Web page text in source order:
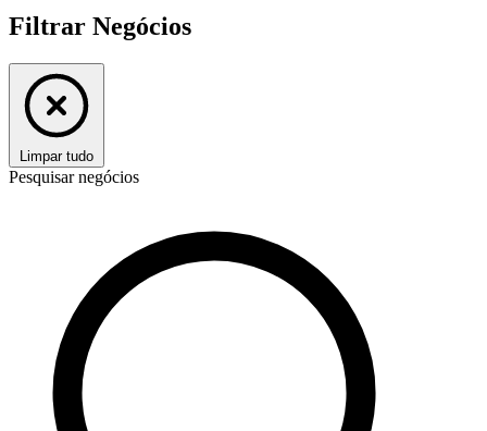
Filtrar Negócios
Limpar tudo
Pesquisar negócios